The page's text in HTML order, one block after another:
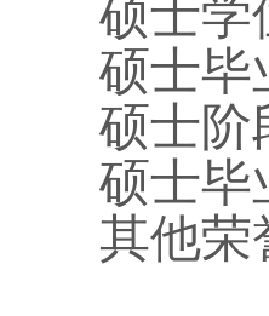
硕士学
硕士毕
硕士阶
硕士毕
其他荣